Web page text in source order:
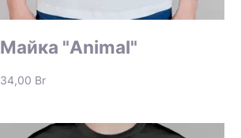
Майка "Animal"
34,00 Br